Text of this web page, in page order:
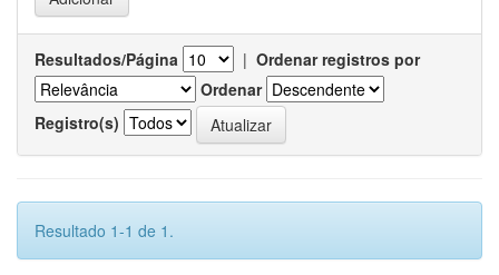
Resultados/Página | Ordenar registros por
Ordenar
Registro(s)
Resultado 1-1 de 1.